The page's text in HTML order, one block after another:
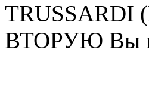
TRUSSARDI
ВТОРУЮ Вы